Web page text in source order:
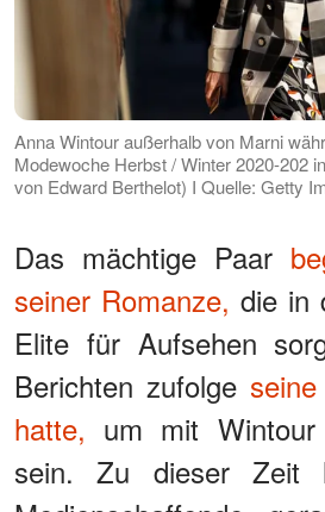
Anna Wintour außerhalb von Marni
Modewoche Herbst / Winter 2020-202
von Edward Berthelot) I Quelle: Getty
Das mächtige Paar
seiner Romanze, die in
Elite für Aufsehen
Berichten zufolge
hatte, um mit
sein. Zu dieser Zeit